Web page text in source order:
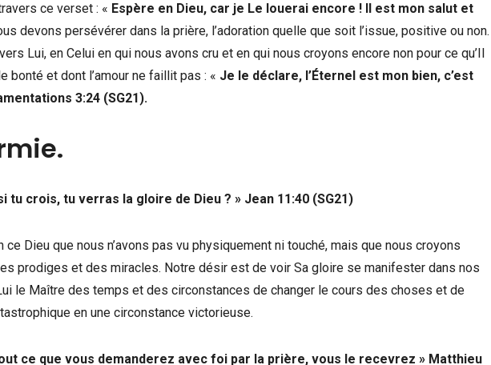
ce verset : « Espère en Dieu, car je Le louerai encore ! Il est mon salut et
devons persévérer dans la prière, l’adoration quelle que soit l’issue, positive ou non.
Lui, en Celui en qui nous avons cru et en qui nous croyons encore non pour ce qu’Il
et dont l’amour ne faillit pas : « Je le déclare, l’Éternel est mon bien, c’est
3:24 (SG21).
tu crois, tu verras la gloire de Dieu ? » Jean 11:40 (SG21)
Dieu que nous n’avons pas vu physiquement ni touché, mais que nous croyons
prodiges et des miracles. Notre désir est de voir Sa gloire se manifester dans nos
le Maître des temps et des circonstances de changer le cours des choses et de
en une circonstance victorieuse.
ce que vous demanderez avec foi par la prière, vous le recevrez » Matthieu